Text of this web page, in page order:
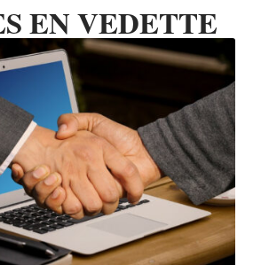
EN VEDETTE